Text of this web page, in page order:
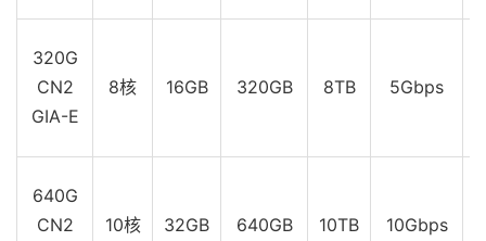
320G
CN2
GIA-E
8核 16GB 320GB 8TB 5Gbps
640G
CN2
10核 32GB 640GB 10TB 10Gbps